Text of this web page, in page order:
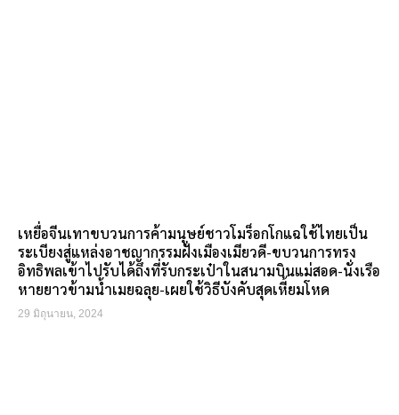
เหยื่อจีนเทาขบวนการค้ามนุษย์ชาวโมร็อกโกแฉใช้ไทยเป็น
ระเบียงสู่แหล่งอาชญากรรมฝั่งเมืองเมียวดี-ขบวนการทรง
อิทธิพลเข้าไปรับได้ถึงที่รับกระเป๋าในสนามบินแม่สอด-นั่งเรือ
หายยาวข้ามน้ำเมยฉลุย-เผยใช้วิธีบังคับสุดเหี้ยมโหด
29 มิถุนายน, 2024